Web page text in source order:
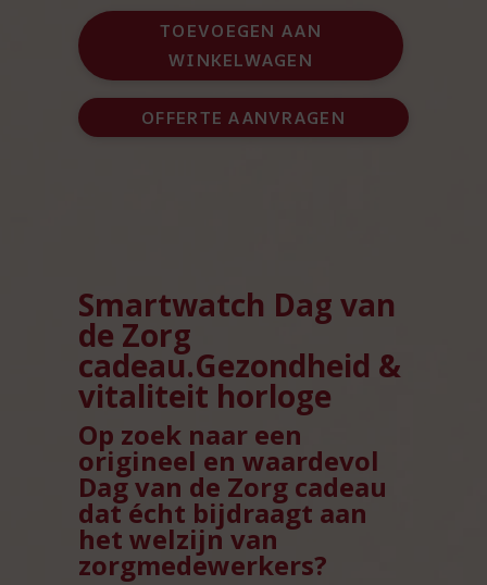
zorg
smartwatch
aantal
TOEVOEGEN AAN
WINKELWAGEN
OFFERTE AANVRAGEN
Smartwatch Dag van
de Zorg
cadeau.Gezondheid &
vitaliteit horloge
Op zoek naar een
origineel en waardevol
Dag van de Zorg cadeau
dat écht bijdraagt aan
het welzijn van
zorgmedewerkers?